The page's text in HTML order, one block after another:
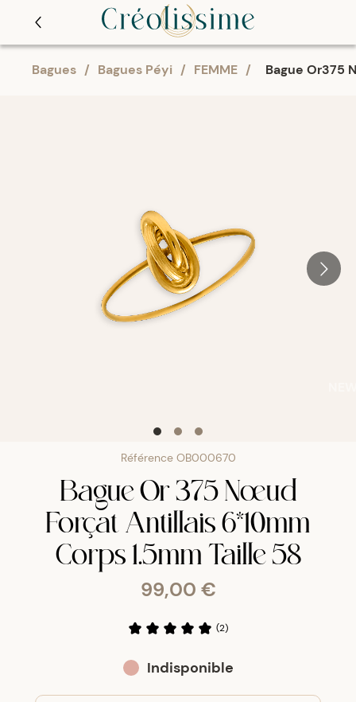
Bagues / Bagues Péyi / FEMME / Bague Or375
Référence OB000670
Bague Or 375 Nœud
Forçat Antillais 6*10mm
Corps 1.5mm Taille 58
99,00 €
(2)
Indisponible